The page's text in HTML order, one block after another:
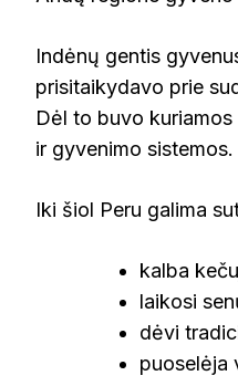
Indėnų gentis
prisitaikydavo prie
Dėl to buvo
ir gyvenimo sistemos.
Iki šiol Peru galima
kalba
laikosi
dėvi
puoselėja